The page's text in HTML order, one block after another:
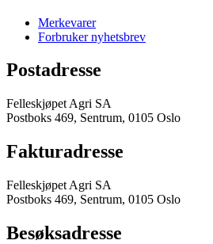
Merkevarer
Forbruker nyhetsbrev
Postadresse
Felleskjøpet Agri SA
Postboks 469, Sentrum, 0105 Oslo
Fakturadresse
Felleskjøpet Agri SA
Postboks 469, Sentrum, 0105 Oslo
Besøksadresse